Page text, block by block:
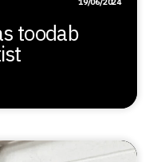
19/06/2024
toodab